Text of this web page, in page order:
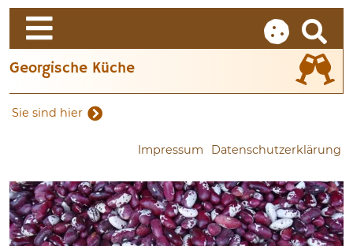
Georgische Küche
Sie sind hier
Impressum Datenschutzerklärung